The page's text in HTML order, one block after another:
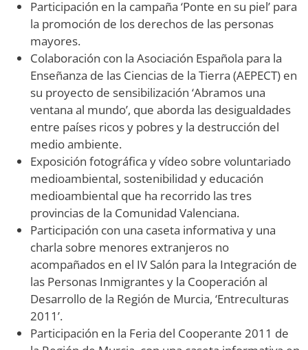
Participación en la campaña ‘Ponte en su piel’ para
la promoción de los derechos de las personas
mayores.
Colaboración con la Asociación Española para la
Enseñanza de las Ciencias de la Tierra (AEPECT) en
su proyecto de sensibilización ‘Abramos una
ventana al mundo’, que aborda las desigualdades
entre países ricos y pobres y la destrucción del
medio ambiente.
Exposición fotográfica y vídeo sobre voluntariado
medioambiental, sostenibilidad y educación
medioambiental que ha recorrido las tres
provincias de la Comunidad Valenciana.
Participación con una caseta informativa y una
charla sobre menores extranjeros no
acompañados en el IV Salón para la Integración de
las Personas Inmigrantes y la Cooperación al
Desarrollo de la Región de Murcia, ‘Entreculturas
2011’.
Participación en la Feria del Cooperante 2011 de